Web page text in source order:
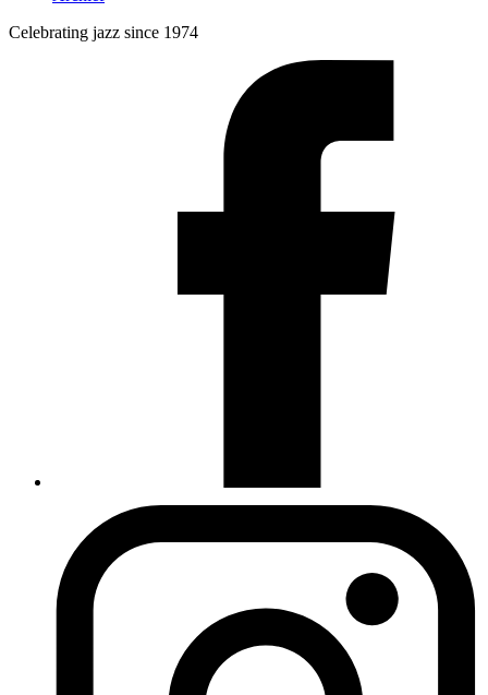
Celebrating jazz since 1974